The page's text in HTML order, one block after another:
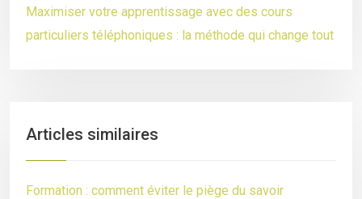
Maximiser votre apprentissage avec des cours
particuliers téléphoniques : la méthode qui change tout
Articles similaires
Formation : comment éviter le piège du savoir